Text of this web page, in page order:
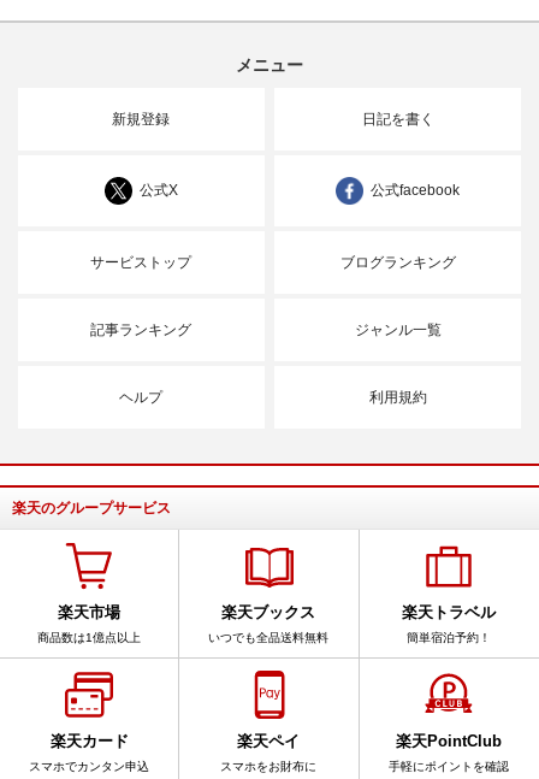
メニュー
新規登録 日記を書く
公式X 公式facebook
サービストップ ブログランキング
記事ランキング ジャンル一覧
ヘルプ 利用規約
楽天のグループサービス
楽天市場
商品数は1億点以上
楽天ブックス
いつでも全品送料無料
楽天トラベル
簡単宿泊予約！
楽天カード
スマホでカンタン申込
楽天ペイ
スマホをお財布に
楽天PointClub
手軽にポイントを確認